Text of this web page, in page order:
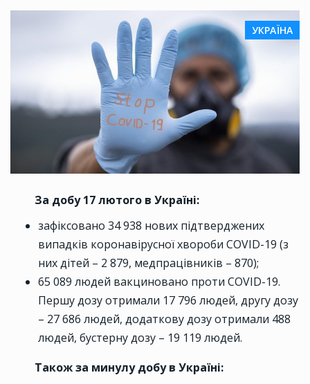
УКРАЇНА
За добу 17 лютого в Україні:
зафіксовано 34 938 нових підтверджених
випадків коронавірусної хвороби COVID-19 (з
них дітей – 2 879, медпрацівників – 870);
65 089 людей вакциновано проти COVID-19.
Першу дозу отримали 17 796 людей, другу дозу
– 27 686 людей, додаткову дозу отримали 488
людей, бустерну дозу – 19 119 людей.
Також за минулу добу в Україні: